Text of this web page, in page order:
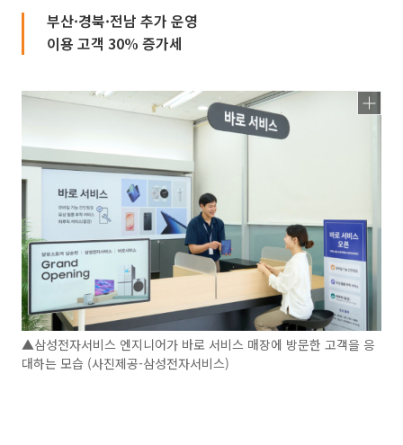
부산·경북·전남 추가 운영
이용 고객 30% 증가세
▲삼성전자서비스 엔지니어가 바로 서비스 매장에 방문한 고객을 응
대하는 모습 (사진제공-삼성전자서비스)